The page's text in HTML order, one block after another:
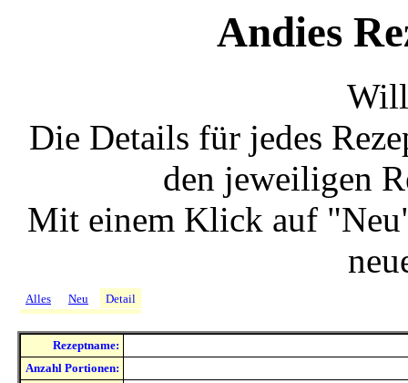
Andies
Die Details für jedes
den jeweiligen
Mit einem Klick auf
Alles Neu Detail
Rezeptname:
Anzahl Portionen: